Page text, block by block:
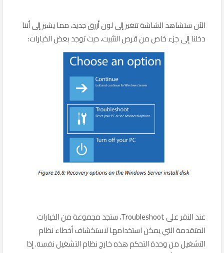
الآن ستشاهد الشاشة تتغير إلى لون أزرق جديد، مما يشير إلى أننا
دخلنا إلى جزء خاص من قرص التثبيت، حيث توجد بعض الخيارات:
عند النقر على Troubleshoot، ستجد مجموعة من الخيارات
المتقدمة التي يمكن استخدامها لاستكشاف أخطاء نظام
التشغيل من وحدة التحكم هذه خارج نظام التشغيل نفسه. إذا